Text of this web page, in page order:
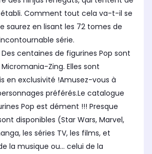
établi. Comment tout cela va-t-il se
saurez en lisant les 72 tomes de
série.
centaines de figurines Pop sont
Zing. Elles sont
en exclusivité !Amusez-vous à
préférés.Le catalogue
Pop est dément !!! Presque
disponibles (Star Wars, Marvel,
les séries TV, les films, et
la musique ou… celui de la